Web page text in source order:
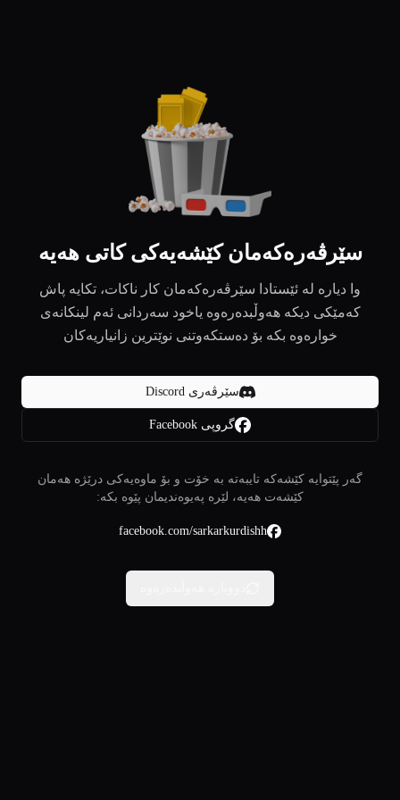
سێرڤەرەکەمان کێشەیەکی کاتی هەیە
وا دیارە لە ئێستادا سێرڤەرەکەمان کار ناکات، تکایە پاش
کەمێکی دیکە هەوڵبدەرەوە یاخود سەردانی ئەم لینکانەی
خوارەوە بکە بۆ دەستکەوتنی نوێترین زانیاریەکان
سێرڤەری Discord
گروپی Facebook
گەر پێتوایە کێشەکە تایبەتە بە خۆت و بۆ ماوەیەکی درێژە هەمان
کێشەت هەیە، لێرە پەیوەندیمان پێوە بکە:
facebook.com/sarkarkurdishh